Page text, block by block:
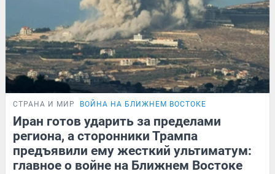
СТРАНА И МИР ВОЙНА НА БЛИЖНЕМ ВОСТОКЕ
Иран готов ударить за пределами
региона, а сторонники Трампа
предъявили ему жесткий ультиматум:
главное о войне на Ближнем Востоке